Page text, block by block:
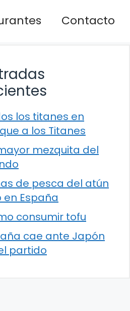
Contacto
los titanes en
a los Titanes
mezquita del
de pesca del atún
en España
consumir tofu
cae ante Japón
partido